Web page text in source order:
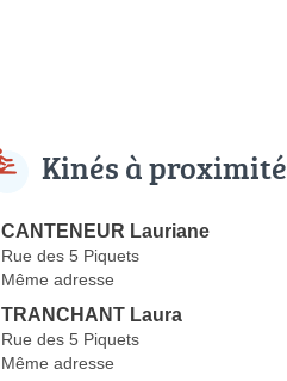
Kinés à proximité
CANTENEUR Lauriane
Rue des 5 Piquets
Même adresse
TRANCHANT Laura
Rue des 5 Piquets
Même adresse